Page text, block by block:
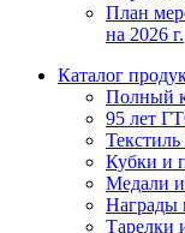
План
на 2026 г.
Каталог
Полный
95 лет
Кубки и
Медали и
Награды
Тарелки